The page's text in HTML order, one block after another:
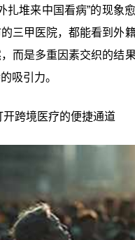
扎堆来中国看病”的现象
三甲医院，都能看到外籍
而是多重因素交织的结
吸引力。
开跨境医疗的便捷通道